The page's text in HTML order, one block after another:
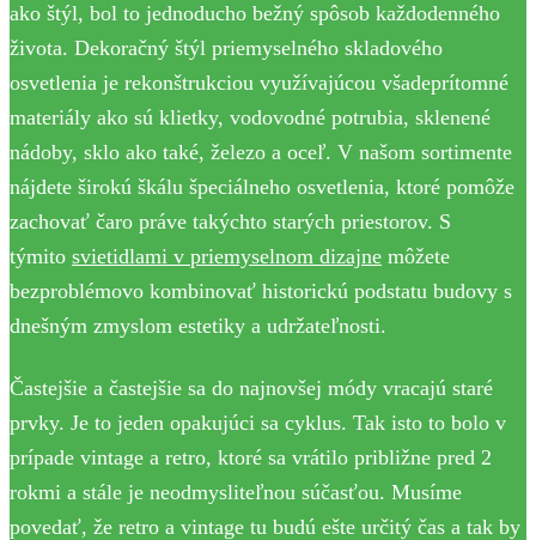
ako štýl, bol to jednoducho bežný spôsob každodenného
života. Dekoračný štýl priemyselného skladového
osvetlenia je rekonštrukciou využívajúcou všadeprítomné
materiály ako sú klietky, vodovodné potrubia, sklenené
nádoby, sklo ako také, železo a oceľ. V našom sortimente
nájdete širokú škálu špeciálneho osvetlenia, ktoré pomôže
zachovať čaro práve takýchto starých priestorov. S
týmito svietidlami v priemyselnom dizajne môžete
bezproblémovo kombinovať historickú podstatu budovy s
dnešným zmyslom estetiky a udržateľnosti.
Častejšie a častejšie sa do najnovšej módy vracajú staré
prvky. Je to jeden opakujúci sa cyklus. Tak isto to bolo v
prípade vintage a retro, ktoré sa vrátilo približne pred 2
rokmi a stále je neodmysliteľnou súčasťou. Musíme
povedať, že retro a vintage tu budú ešte určitý čas a tak by